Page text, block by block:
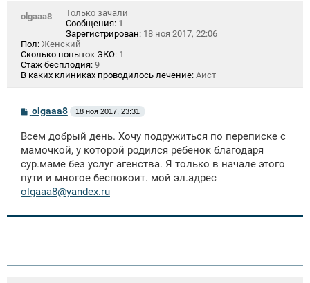
olgaaa8
Только зачали
Сообщения: 1
Зарегистрирован: 18 ноя 2017, 22:06
Пол: Женский
Сколько попыток ЭКО: 1
Стаж бесплодия: 9
В каких клиниках проводилось лечение: Аист
С
б
щ
н
и
е
olgaaa8 18 ноя 2017, 23:31
Всем добрый день. Хочу подружиться по переписке с
мамочкой, у которой родился ребенок благодаря
сур.маме без услуг агенства. Я только в начале этого
пути и многое беспокоит. мой эл.адрес
olgaaa8@yandex.ru